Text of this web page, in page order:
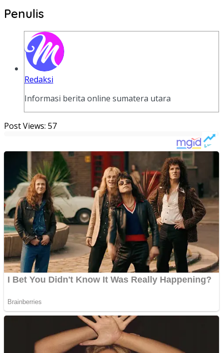
Penulis
Redaksi
Informasi berita online sumatera utara
Post Views: 57